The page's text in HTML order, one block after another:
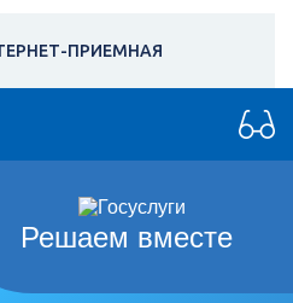
ПРИЕМНАЯ
Решаем вместе